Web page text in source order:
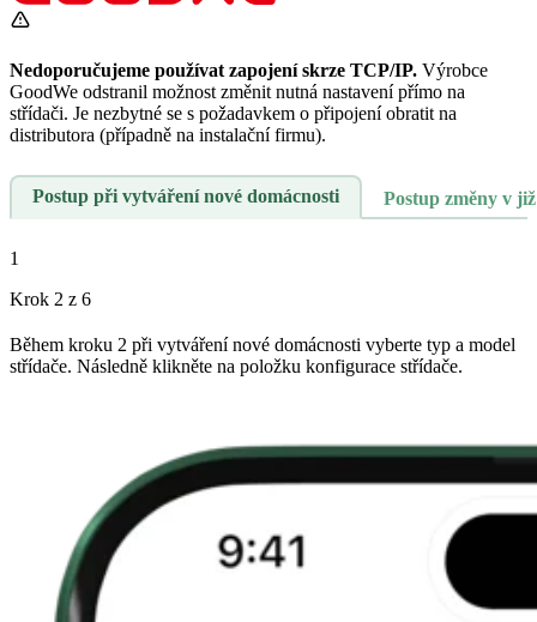
Nedoporučujeme používat zapojení skrze TCP/IP. Výrobce
GoodWe odstranil možnost změnit nutná nastavení přímo na
střídači. Je nezbytné se s požadavkem o připojení obratit na
distributora (případně na instalační firmu).
Postup při vytváření nové domácnosti Postup změny v
1
Krok 2 z 6
Během kroku 2 při vytváření nové domácnosti vyberte typ a model
střídače. Následně klikněte na položku konfigurace střídače.